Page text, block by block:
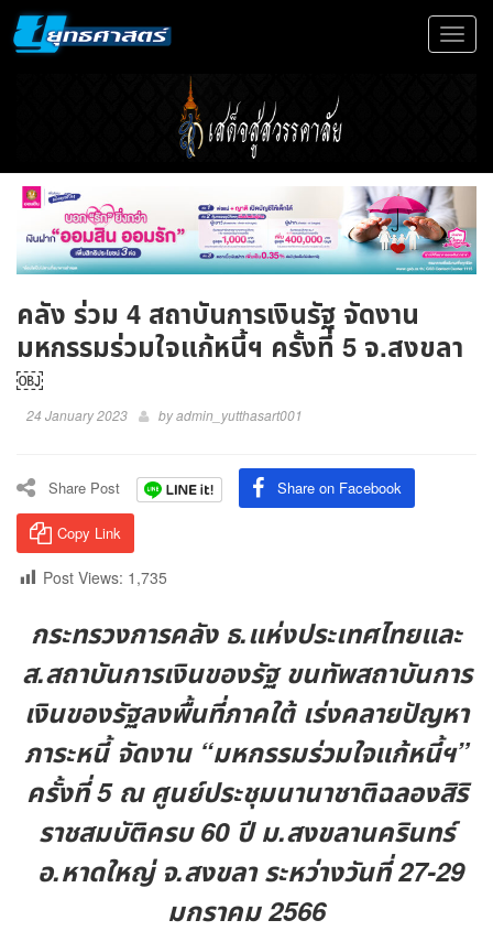
Toggle
คลัง ร่วม 4 สถาบันการเงินรัฐ จัดงาน
มหกรรมร่วมใจแก้หนี้ฯ ครั้งที่ 5 จ.สงขลา
￼
24 January 2023 byadmin_yutthasart001
Share Post Share on Facebook
Copy Link
Post Views: 1,735
กระทรวงการคลัง ธ.แห่งประเทศไทยและ
ส.สถาบันการเงินของรัฐ ขนทัพสถาบันการ
เงินของรัฐลงพื้นที่ภาคใต้ เร่งคลายปัญหา
ภาระหนี้ จัดงาน “มหกรรมร่วมใจแก้หนี้ฯ”
ครั้งที่ 5 ณ ศูนย์ประชุมนานาชาติฉลองสิริ
ราชสมบัติครบ 60 ปี ม.สงขลานครินทร์
อ.หาดใหญ่ จ.สงขลา ระหว่างวันที่ 27-29
มกราคม 2566